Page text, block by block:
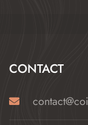
CONTACT